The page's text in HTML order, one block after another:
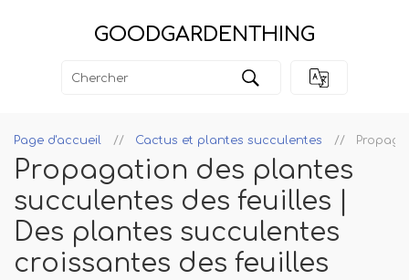
GOODGARDENTHING
Page d'accueil Cactus et plantes succulentes
Propagation des plantes
succulentes des feuilles |
Des plantes succulentes
croissantes des feuilles